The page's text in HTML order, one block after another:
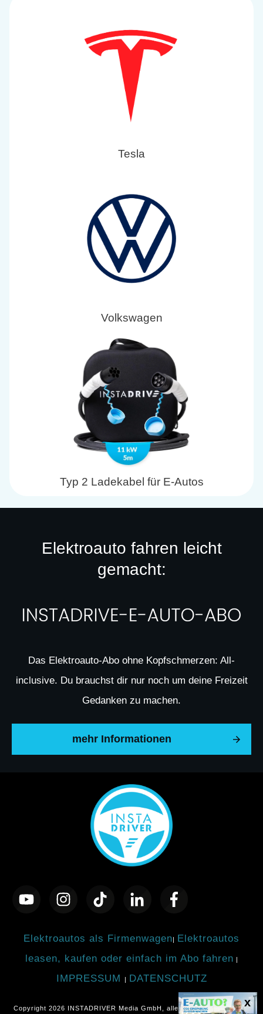
Tesla
Volkswagen
Typ 2 Ladekabel für E-Autos
Elektroauto fahren leicht
gemacht:
Das Elektroauto-Abo ohne Kopfschmerzen: All-
inclusive. Du brauchst dir nur noch um deine Freizeit
Gedanken zu machen.
mehr Informationen
Elektroautos als Firmenwagen| Elektroautos
leasen, kaufen oder einfach im Abo fahren |
IMPRESSUM | DATENSCHUTZ
Copyright 2026 INSTADRIVER Media GmbH , alle Rechte vorbehalten.